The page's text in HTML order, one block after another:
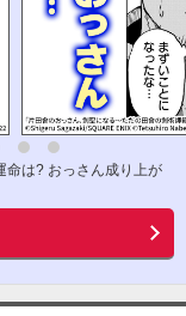
命は? おっさん成り上が